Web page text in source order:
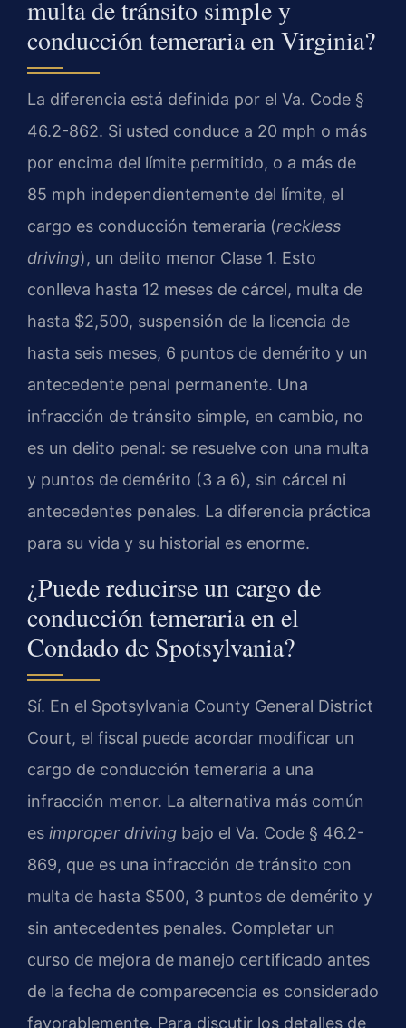
multa de tránsito simple y
conducción temeraria en Virginia?
La diferencia está definida por el Va. Code §
46.2-862. Si usted conduce a 20 mph o más
por encima del límite permitido, o a más de
85 mph independientemente del límite, el
cargo es conducción temeraria (reckless
driving), un delito menor Clase 1. Esto
conlleva hasta 12 meses de cárcel, multa de
hasta $2,500, suspensión de la licencia de
hasta seis meses, 6 puntos de demérito y un
antecedente penal permanente. Una
infracción de tránsito simple, en cambio, no
es un delito penal: se resuelve con una multa
y puntos de demérito (3 a 6), sin cárcel ni
antecedentes penales. La diferencia práctica
para su vida y su historial es enorme.
¿Puede reducirse un cargo de
conducción temeraria en el
Condado de Spotsylvania?
Sí. En el Spotsylvania County General District
Court, el fiscal puede acordar modificar un
cargo de conducción temeraria a una
infracción menor. La alternativa más común
es improper driving bajo el Va. Code § 46.2-
869, que es una infracción de tránsito con
multa de hasta $500, 3 puntos de demérito y
sin antecedentes penales. Completar un
curso de mejora de manejo certificado antes
de la fecha de comparecencia es considerado
favorablemente. Para discutir los detalles de